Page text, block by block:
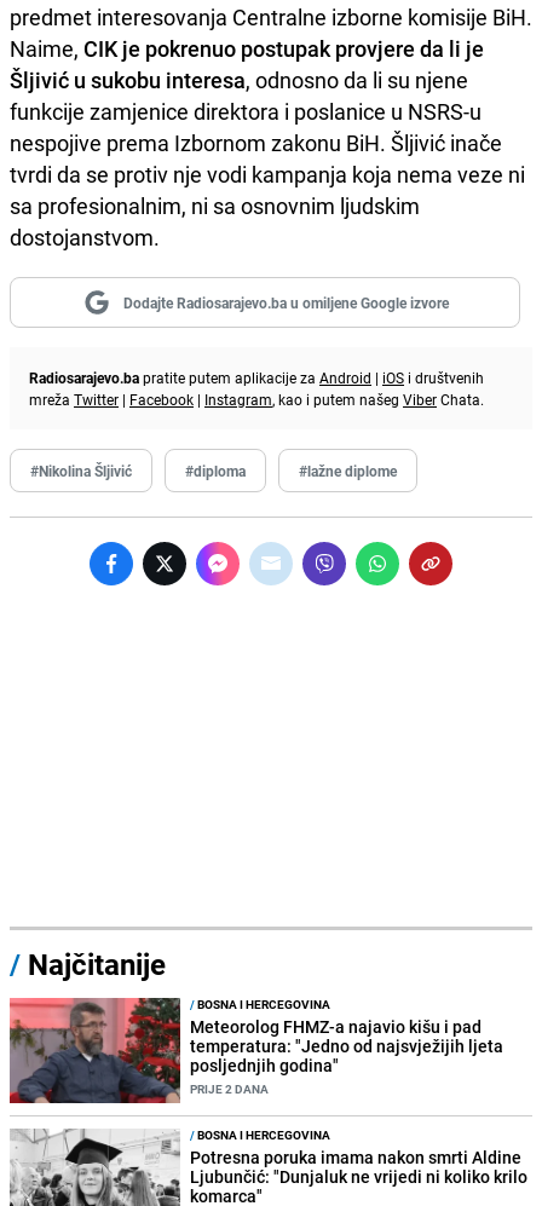
predmet interesovanja Centralne izborne komisije BiH.
Naime, CIK je pokrenuo postupak provjere da li je
Šljivić u sukobu interesa, odnosno da li su njene
funkcije zamjenice direktora i poslanice u NSRS-u
nespojive prema Izbornom zakonu BiH. Šljivić inače
tvrdi da se protiv nje vodi kampanja koja nema veze ni
sa profesionalnim, ni sa osnovnim ljudskim
dostojanstvom.
Dodajte Radiosarajevo.ba u omiljene Google izvore
Radiosarajevo.bapratite putem aplikacije za Android | iOS i društvenih
mreža Twitter | Facebook | Instagram, kao i putem našeg ViberChata.
#Nikolina Šljivić #diploma #lažne diplome
/ Najčitanije
/BOSNA I HERCEGOVINA
Meteorolog FHMZ-a najavio kišu i pad
temperatura: "Jedno od najsvježijih ljeta
posljednjih godina"
PRIJE 2 DANA
/BOSNA I HERCEGOVINA
Potresna poruka imama nakon smrti Aldine
Ljubunčić: "Dunjaluk ne vrijedi ni koliko krilo
komarca"